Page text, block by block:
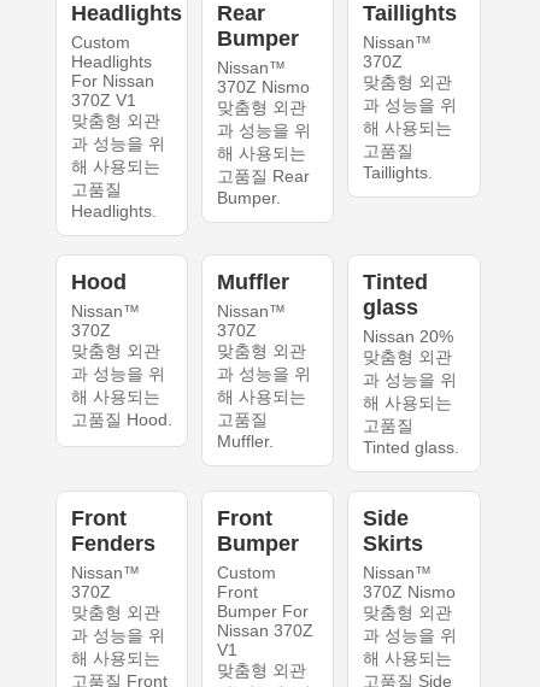
Headlights
Custom
Headlights
For Nissan
370Z V1
맞춤형 외관
과 성능을 위
해 사용되는
고품질
Headlights.
Rear
Bumper
Nissan™
370Z Nismo
맞춤형 외관
과 성능을 위
해 사용되는
고품질 Rear
Bumper.
Taillights
Nissan™
370Z
맞춤형 외관
과 성능을 위
해 사용되는
고품질
Taillights.
Hood
Nissan™
370Z
맞춤형 외관
과 성능을 위
해 사용되는
고품질 Hood.
Muffler
Nissan™
370Z
맞춤형 외관
과 성능을 위
해 사용되는
고품질
Muffler.
Tinted
glass
Nissan 20%
맞춤형 외관
과 성능을 위
해 사용되는
고품질
Tinted glass.
Front
Fenders
Nissan™
370Z
맞춤형 외관
과 성능을 위
해 사용되는
고품질 Front
Front
Bumper
Custom
Front
Bumper For
Nissan 370Z
V1
맞춤형 외관
Side
Skirts
Nissan™
370Z Nismo
맞춤형 외관
과 성능을 위
해 사용되는
고품질 Side